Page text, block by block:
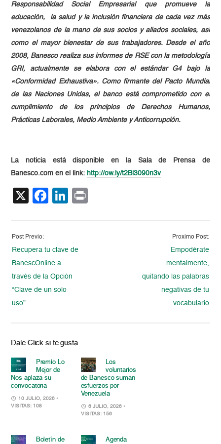
Responsabilidad Social Empresarial que promueve la
educación, la salud y la inclusión financiera de cada vez más
venezolanos de la mano de sus socios y aliados sociales, así
como el mayor bienestar de sus trabajadores. Desde el año
2008, Banesco realiza sus informes de RSE con la metodología
GRI, actualmente se elabora con el estándar G4 bajo la
«Conformidad Exhaustiva». Como firmante del Pacto Mundial
de las Naciones Unidas, el banco está comprometido con el
cumplimiento de los principios de Derechos Humanos,
Prácticas Laborales, Medio Ambiente y Anticorrupción.
La noticia está disponible en la Sala de Prensa de
Banesco.com en el link: http://ow.ly/t2Bl3090n3v
X Facebook
LinkedIn
Post Previo:
Recupera tu clave de
BanescOnline a
través de la Opción
“Clave de un solo
uso”
Proximo Post:
Empodérate
mentalmente,
quitando las palabras
negativas de tu
vocabulario
Dale Click si te gusta
Premio Lo
Mejor de
Nos aplaza su
convocatoria
10 JULIO, 2026 •
VISITAS: 108
Los
voluntarios
de Banesco suman
esfuerzos por
Venezuela
6 JULIO, 2026 •
VISITAS: 156
Boletín de
Agenda